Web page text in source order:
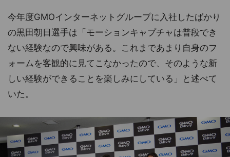
今年度GMOインターネットグループに入社したばかり
の黒田朝日選手は「モーションキャプチャは普段でき
ない経験なので興味がある。これまであまり自身のフ
ォームを客観的に見てこなかったので、そのような新
しい経験ができることを楽しみにしている」と述べて
いた。